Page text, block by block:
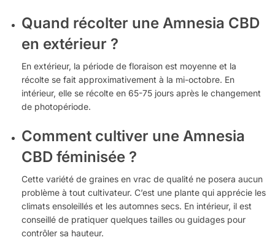
Quand récolter une Amnesia CBD
en extérieur ?
En extérieur, la période de floraison est moyenne et la
récolte se fait approximativement à la mi-octobre. En
intérieur, elle se récolte en 65-75 jours après le changement
de photopériode.
Comment cultiver une Amnesia
CBD féminisée ?
Cette variété de graines en vrac de qualité ne posera aucun
problème à tout cultivateur. C’est une plante qui apprécie les
climats ensoleillés et les automnes secs. En intérieur, il est
conseillé de pratiquer quelques tailles ou guidages pour
contrôler sa hauteur.